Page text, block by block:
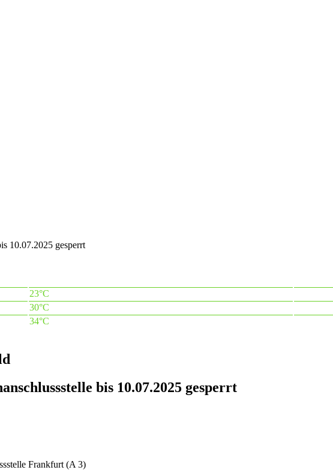
10.07.2025 gesperrt
23°C
30°C
34°C
bis 10.07.2025 gesperrt
Frankfurt (A 3)